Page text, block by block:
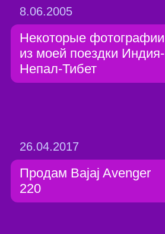
8.06.2005
Некоторые фотографии
из моей поездки Индия-
Непал-Тибет
26.04.2017
Продам Bajaj Avenger
220